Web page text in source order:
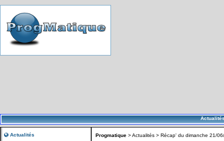
Actualités
Progmatique >Actualités > Récap' du dimanche 21/